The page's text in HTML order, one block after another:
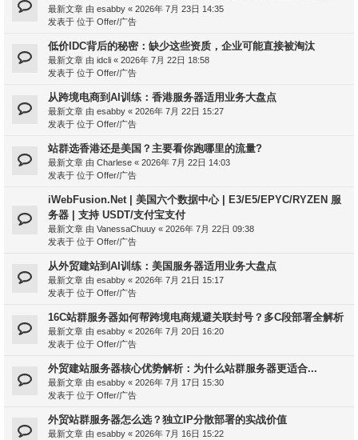
最新文章 由 esabby « 2026年 7月 23日 14:35
发表于 位于 Offer/广告
低价IDC背后的秘密：缺少这些资质，企业可能直接被淘汰
最新文章 由 idcli « 2026年 7月 22日 18:58
发表于 位于 Offer/广告
从跨境电商到AI训练：香港服务器适用业务大盘点
最新文章 由 esabby « 2026年 7月 22日 15:27
发表于 位于 Offer/广告
站群选香港还是美国？主要看你跑哪里的流量?
最新文章 由 Charlese « 2026年 7月 22日 14:03
发表于 位于 Offer/广告
iWebFusion.Net | 美国六个数据中心 | E3/E5/EPYC/RYZEN 服
务器 | 支持 USDT/支付宝支付
最新文章 由 VanessaChuuy « 2026年 7月 22日 09:38
发表于 位于 Offer/广告
从外贸建站到AI训练：美国服务器适用业务大盘点
最新文章 由 esabby « 2026年 7月 21日 15:17
发表于 位于 Offer/广告
16C站群服务器如何帮跨境电商规避关联封号？多C段部署全解析
最新文章 由 esabby « 2026年 7月 20日 16:20
发表于 位于 Offer/广告
外贸建站服务器核心优势解析：为什么站群服务器更适合...
最新文章 由 esabby « 2026年 7月 17日 15:30
发表于 位于 Offer/广告
外贸站群服务器怎么选？独立IP分散部署的实战价值
最新文章 由 esabby « 2026年 7月 16日 15:22